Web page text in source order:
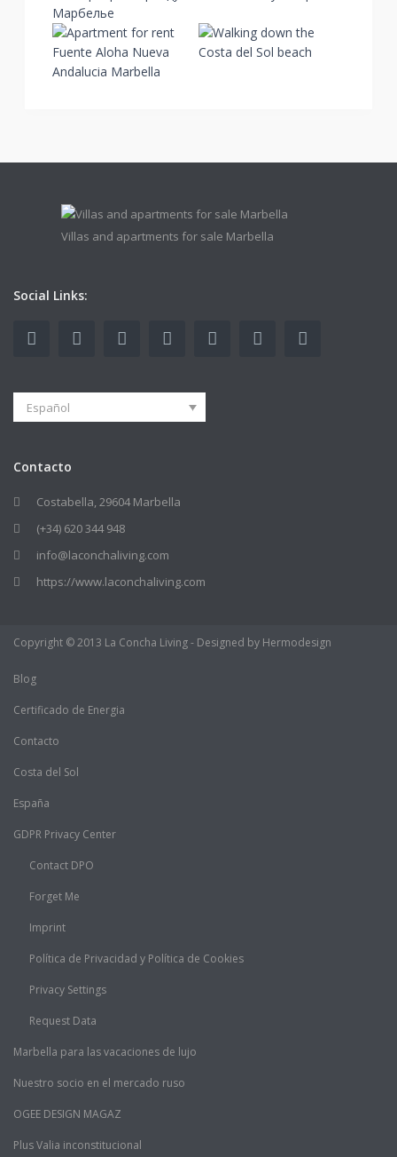
Villas and apartments for sale Marbella
Social Links:
Español
Contacto
Costabella, 29604 Marbella
(+34) 620 344 948
info@laconchaliving.com
https://www.laconchaliving.com
Copyright © 2013 La Concha Living - Designed by Hermodesign
Blog
Certificado de Energia
Contacto
Costa del Sol
España
GDPR Privacy Center
Contact DPO
Forget Me
Imprint
Política de Privacidad y Política de Cookies
Privacy Settings
Request Data
Marbella para las vacaciones de lujo
Nuestro socio en el mercado ruso
OGEE DESIGN MAGAZ
Plus Valia inconstitucional